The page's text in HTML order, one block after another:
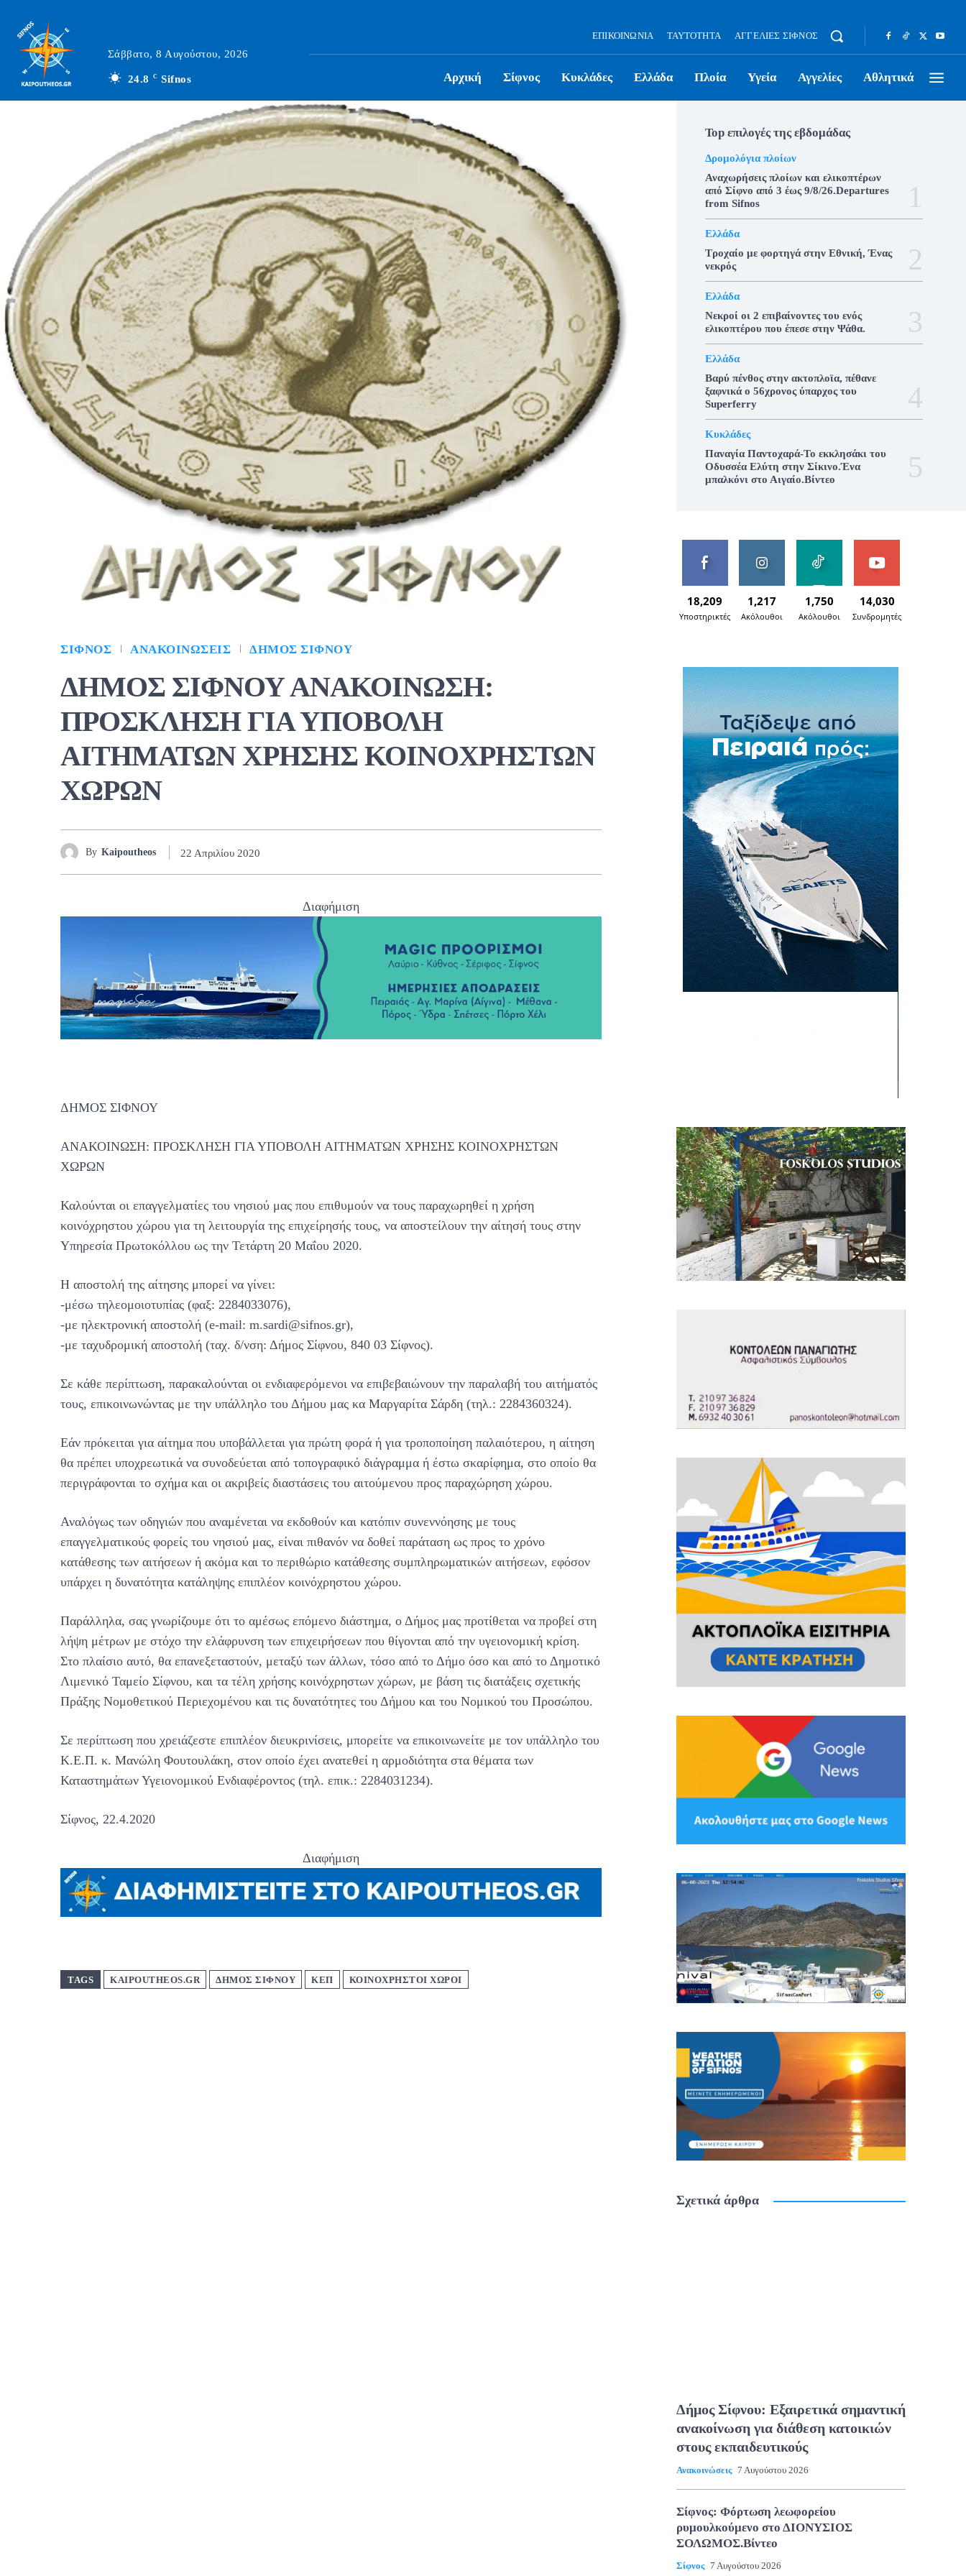
Σάββατο, 8 Αυγούστου, 2026
24.8 C Sifnos
ΕΠΙΚΟΙΝΩΝΊΑ ΤΑΥΤΌΤΗΤΑ ΑΓΓΕΛΊΕΣ ΣΊΦΝΟΣ
Αρχική Σίφνος Κυκλάδες Ελλάδα Πλοία Υγεία Αγγελίες Αθλητικά
ΣΊΦΝΟΣ ΑΝΑΚΟΙΝΏΣΕΙΣ ΔΉΜΟΣ ΣΊΦΝΟΥ
ΔΗΜΟΣ ΣΙΦΝΟΥ ΑΝΑΚΟΙΝΩΣΗ:
ΠΡΟΣΚΛΗΣΗ ΓΙΑ ΥΠΟΒΟΛΗ
ΑΙΤΗΜΑΤΩΝ ΧΡΗΣΗΣ ΚΟΙΝΟΧΡΗΣΤΩΝ
ΧΩΡΩΝ
By Kaipoutheos 22 Απριλίου 2020
Διαφήμιση
ΔΗΜΟΣ ΣΙΦΝΟΥ
ΑΝΑΚΟΙΝΩΣΗ: ΠΡΟΣΚΛΗΣΗ ΓΙΑ ΥΠΟΒΟΛΗ ΑΙΤΗΜΑΤΩΝ ΧΡΗΣΗΣ ΚΟΙΝΟΧΡΗΣΤΩΝ
ΧΩΡΩΝ
Καλούνται οι επαγγελματίες του νησιού μας που επιθυμούν να τους παραχωρηθεί η χρήση
κοινόχρηστου χώρου για τη λειτουργία της επιχείρησής τους, να αποστείλουν την αίτησή τους στην
Υπηρεσία Πρωτοκόλλου ως την Τετάρτη 20 Μαΐου 2020.
Η αποστολή της αίτησης μπορεί να γίνει:
-μέσω τηλεομοιοτυπίας (φαξ: 2284033076),
-με ηλεκτρονική αποστολή (e-mail: m.sardi@sifnos.gr),
-με ταχυδρομική αποστολή (ταχ. δ/νση: Δήμος Σίφνου, 840 03 Σίφνος).
Σε κάθε περίπτωση, παρακαλούνται οι ενδιαφερόμενοι να επιβεβαιώνουν την παραλαβή του αιτήματός
τους, επικοινωνώντας με την υπάλληλο του Δήμου μας κα Μαργαρίτα Σάρδη (τηλ.: 2284360324).
Εάν πρόκειται για αίτημα που υποβάλλεται για πρώτη φορά ή για τροποποίηση παλαιότερου, η αίτηση
θα πρέπει υποχρεωτικά να συνοδεύεται από τοπογραφικό διάγραμμα ή έστω σκαρίφημα, στο οποίο θα
περιγράφονται το σχήμα και οι ακριβείς διαστάσεις του αιτούμενου προς παραχώρηση χώρου.
Αναλόγως των οδηγιών που αναμένεται να εκδοθούν και κατόπιν συνεννόησης με τους
επαγγελματικούς φορείς του νησιού μας, είναι πιθανόν να δοθεί παράταση ως προς το χρόνο
κατάθεσης των αιτήσεων ή ακόμα και το περιθώριο κατάθεσης συμπληρωματικών αιτήσεων, εφόσον
υπάρχει η δυνατότητα κατάληψης επιπλέον κοινόχρηστου χώρου.
Παράλληλα, σας γνωρίζουμε ότι το αμέσως επόμενο διάστημα, ο Δήμος μας προτίθεται να προβεί στη
λήψη μέτρων με στόχο την ελάφρυνση των επιχειρήσεων που θίγονται από την υγειονομική κρίση.
Στο πλαίσιο αυτό, θα επανεξεταστούν, μεταξύ των άλλων, τόσο από το Δήμο όσο και από το Δημοτικό
Λιμενικό Ταμείο Σίφνου, και τα τέλη χρήσης κοινόχρηστων χώρων, με βάση τις διατάξεις σχετικής
Πράξης Νομοθετικού Περιεχομένου και τις δυνατότητες του Δήμου και του Νομικού του Προσώπου.
Σε περίπτωση που χρειάζεστε επιπλέον διευκρινίσεις, μπορείτε να επικοινωνείτε με τον υπάλληλο του
Κ.Ε.Π. κ. Μανώλη Φουτουλάκη, στον οποίο έχει ανατεθεί η αρμοδιότητα στα θέματα των
Καταστημάτων Υγειονομικού Ενδιαφέροντος (τηλ. επικ.: 2284031234).
Σίφνος, 22.4.2020
Διαφήμιση
TAGS KAIPOUTHEOS.GR ΔΗΜΟΣ ΣΙΦΝΟΥ ΚΕΠ ΚΟΙΝΟΧΡΗΣΤΟΙ ΧΩΡΟΙ
Top επιλογές της εβδομάδας
Δρομολόγια πλοίων
Αναχωρήσεις πλοίων και ελικοπτέρων
από Σίφνο από 3 έως 9/8/26.Departures
from Sifnos
Ελλάδα
Τροχαίο με φορτηγά στην Εθνική, Ένας
νεκρός
Ελλάδα
Νεκροί οι 2 επιβαίνοντες του ενός
ελικοπτέρου που έπεσε στην Ψάθα.
Ελλάδα
Βαρύ πένθος στην ακτοπλοϊα, πέθανε
ξαφνικά ο 56χρονος ύπαρχος του
Superferry
Κυκλάδες
Παναγία Παντοχαρά-Το εκκλησάκι του
Οδυσσέα Ελύτη στην Σίκινο.Ένα
μπαλκόνι στο Αιγαίο.Βίντεο
18,209
Υποστηρικτές
1,217
Ακόλουθοι
1,750
Ακόλουθοι
14,030
Συνδρομητές
Σχετικά άρθρα
Δήμος Σίφνου: Εξαιρετικά σημαντική
ανακοίνωση για διάθεση κατοικιών
στους εκπαιδευτικούς
Ανακοινώσεις 7 Αυγούστου 2026
Σίφνος: Φόρτωση λεωφορείου
ρυμουλκούμενο στο ΔΙΟΝΥΣΙΟΣ
ΣΟΛΩΜΟΣ.Βίντεο
Σίφνος 7 Αυγούστου 2026